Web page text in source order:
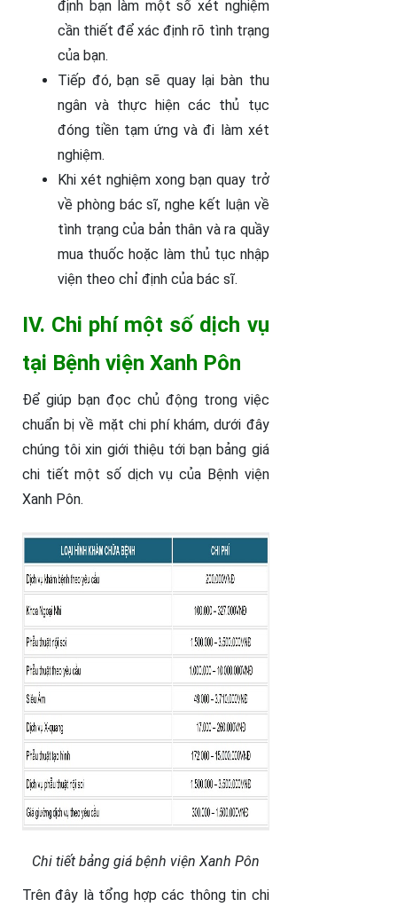
định bạn làm một số xét nghiệm
cần thiết để xác định rõ tình trạng
của bạn.
Tiếp đó, bạn sẽ quay lại bàn thu
ngân và thực hiện các thủ tục
đóng tiền tạm ứng và đi làm xét
nghiệm.
Khi xét nghiệm xong bạn quay trở
về phòng bác sĩ, nghe kết luận về
tình trạng của bản thân và ra quầy
mua thuốc hoặc làm thủ tục nhập
viện theo chỉ định của bác sĩ.
IV. Chi phí một số dịch vụ
tại Bệnh viện Xanh Pôn
Để giúp bạn đọc chủ động trong việc
chuẩn bị về mặt chi phí khám, dưới đây
chúng tôi xin giới thiệu tới bạn bảng giá
chi tiết một số dịch vụ của Bệnh viện
Xanh Pôn.
Chi tiết bảng giá bệnh viện Xanh Pôn
Trên đây là tổng hợp các thông tin chi